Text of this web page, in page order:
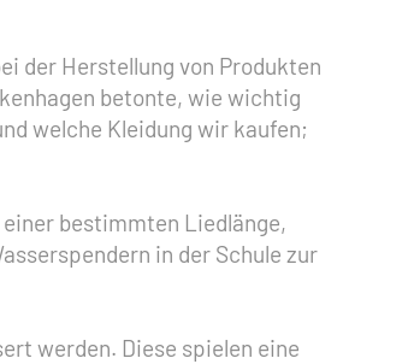
der Herstellung von Produkten
betonte, wie wichtig
welche Kleidung wir kaufen;
bestimmten Liedlänge,
in der Schule zur
werden. Diese spielen eine